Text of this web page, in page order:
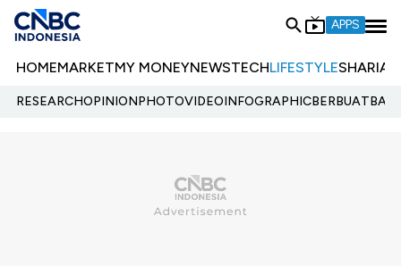
APPS
HOMEMARKETMY MONEYNEWSTECHLIFESTYLESHARIA
RESEARCHOPINIONPHOTOVIDEOINFOGRAPHIC